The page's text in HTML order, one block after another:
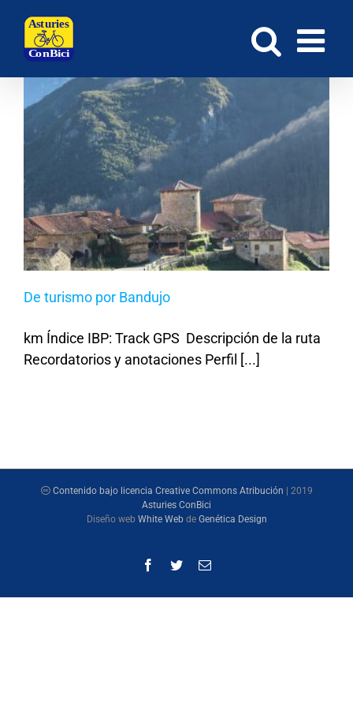
contenido
De turismo por Bandujo
km Índice IBP: Track GPS Descripción de la ruta
Recordatorios y anotaciones Perfil [...]
Contenido bajo licencia Creative Commons Atribución | 2019
Asturies ConBici
Diseño web White Webde Genética Design
Facebook
TwitterCorreo